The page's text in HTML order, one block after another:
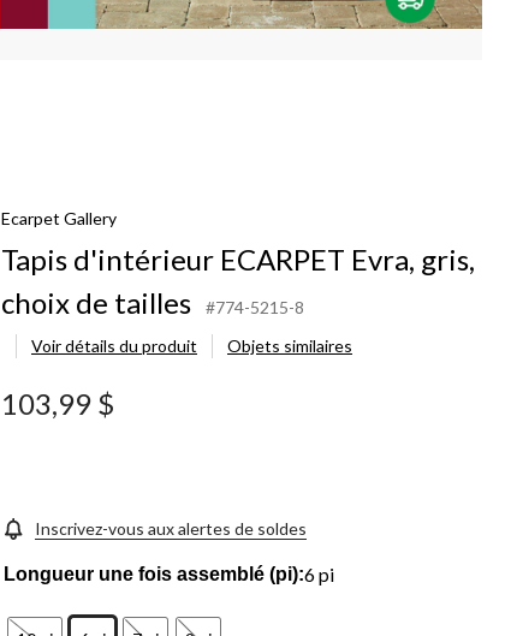
Ecarpet Gallery
Tapis d'intérieur ECARPET Evra, gris,
choix de tailles
#774-5215-8
Voir détails du produit
Objets similaires
103,99 $
Inscrivez-vous aux alertes de soldes
Longueur une fois assemblé (pi):6 pi